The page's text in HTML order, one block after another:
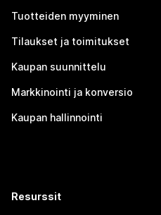
Tuotteiden myyminen
Tilaukset ja toimitukset
Kaupan suunnittelu
Markkinointi ja konversio
Kaupan hallinnointi
Resurssit